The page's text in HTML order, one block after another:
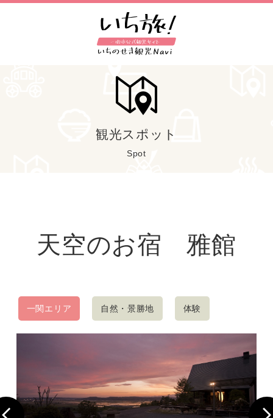
観光スポット
Spot
天空のお宿 雅館
一関エリア 自然・景勝地 体験